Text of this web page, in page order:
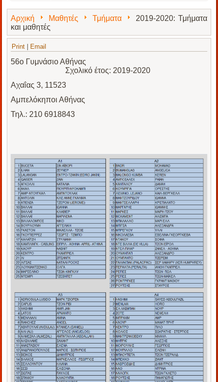
Αρχική Μαθητές Τμήματα
2019-2020: Τμήματα
και μαθητές
Print Email
56ο Γυμνάσιο Αθήνας
Σχολικό έτος: 2019-2020
Αχαΐας 3, 11523
Αμπελόκηποι Αθήνας
Τηλ.: 210 6918843